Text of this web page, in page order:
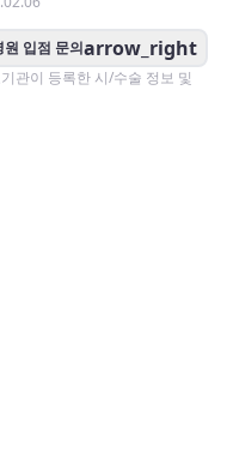
원 입점 문의arrow_right
관이 등록한 시/수술 정보 및